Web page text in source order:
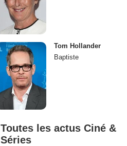
Tom Hollander
Baptiste
Toutes les actus Ciné &
Séries